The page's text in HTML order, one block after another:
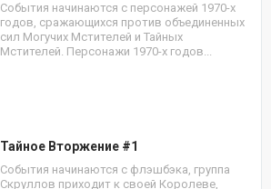
События начинаются с персонажей 1970-х
годов, сражающихся против объединенных
сил Могучих Мстителей и Тайных
Мстителей. Персонажи 1970-х годов...
Тайное Вторжение #1
События начинаются с флэшбэка, группа
Скруллов приходит к своей Королеве,